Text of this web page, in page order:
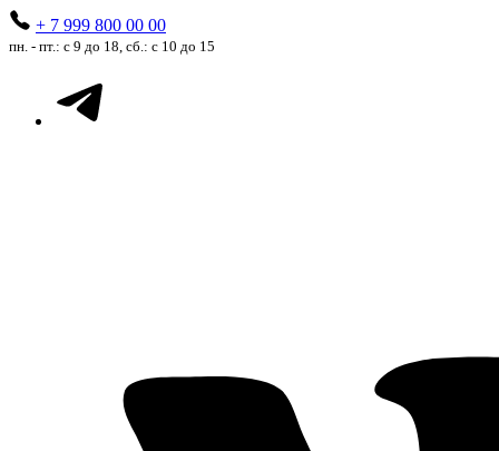
+ 7 999 800 00 00
пн. - пт.: с 9 до 18, сб.: с 10 до 15